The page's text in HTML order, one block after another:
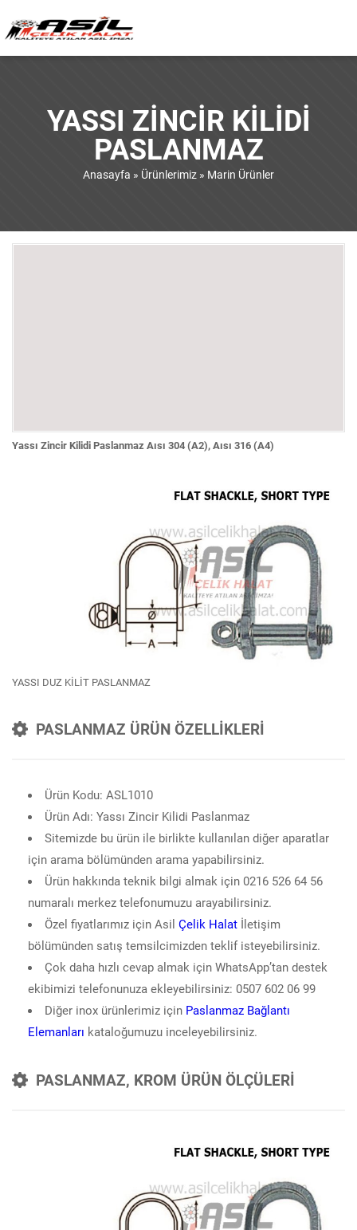
YASSI ZINCIR KILIDI
PASLANMAZ
Anasayfa » Ürünlerimiz » Marin Ürünler
Yassı Zincir Kilidi Paslanmaz Aısı 304 (A2), Aısı 316 (A4)
YASSI DUZ KİLİT PASLANMAZ
PASLANMAZ ÜRÜN ÖZELLİKLERİ
Ürün Kodu: ASL1010
Ürün Adı: Yassı Zincir Kilidi Paslanmaz
Sitemizde bu ürün ile birlikte kullanılan diğer aparatlar
için arama bölümünden arama yapabilirsiniz.
Ürün hakkında teknik bilgi almak için 0216 526 64 56
numaralı merkez telefonumuzu arayabilirsiniz.
Özel fiyatlarımız için Asil Çelik Halat İletişim
bölümünden satış temsilcimizden teklif isteyebilirsiniz.
Çok daha hızlı cevap almak için WhatsApp’tan destek
ekibimizi telefonunuza ekleyebilirsiniz: 0507 602 06 99
Diğer inox ürünlerimiz için Paslanmaz Bağlantı
Elemanları kataloğumuzu inceleyebilirsiniz.
PASLANMAZ, KROM ÜRÜN ÖLÇÜLERİ